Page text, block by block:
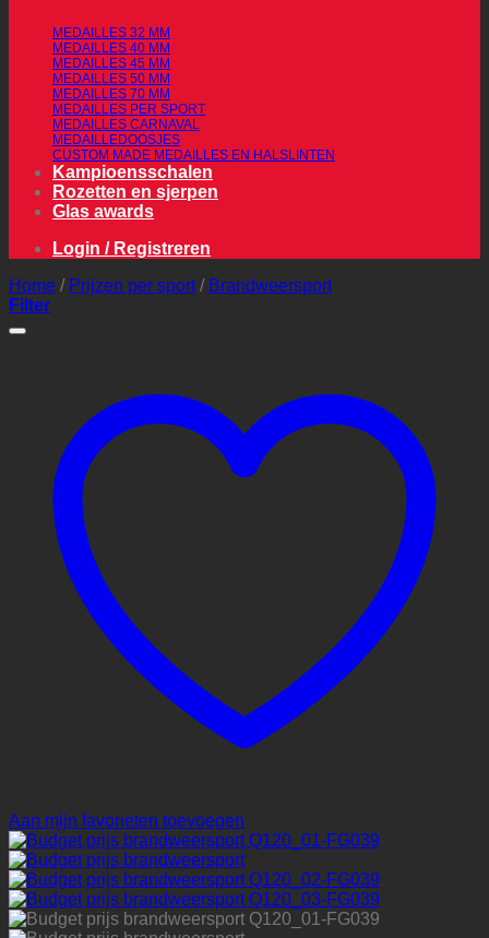
MEDAILLES 32 MM
MEDAILLES 40 MM
MEDAILLES 45 MM
MEDAILLES 50 MM
MEDAILLES 70 MM
MEDAILLES PER SPORT
MEDAILLES CARNAVAL
MEDAILLEDOOSJES
CUSTOM MADE MEDAILLES EN HALSLINTEN
Kampioensschalen
Rozetten en sjerpen
Glas awards
Login / Registreren
Home / Prijzen per sport / Brandweersport
Filter
Aan mijn favorieten toevoegen